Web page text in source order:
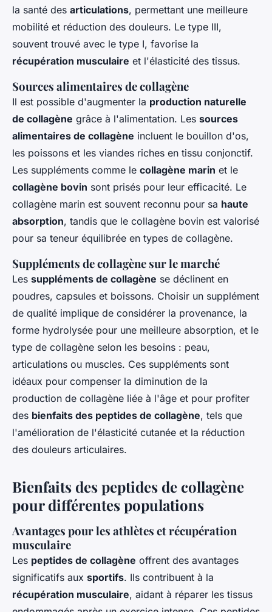
la santé des articulations, permettant une meilleure
mobilité et réduction des douleurs. Le type III,
souvent trouvé avec le type I, favorise la
récupération musculaire et l'élasticité des tissus.
Sources alimentaires de collagène
Il est possible d'augmenter la production naturelle
de collagène grâce à l'alimentation. Les sources
alimentaires de collagène incluent le bouillon d'os,
les poissons et les viandes riches en tissu conjonctif.
Les suppléments comme le collagène marin et le
collagène bovin sont prisés pour leur efficacité. Le
collagène marin est souvent reconnu pour sa haute
absorption, tandis que le collagène bovin est valorisé
pour sa teneur équilibrée en types de collagène.
Suppléments de collagène sur le marché
Les suppléments de collagène se déclinent en
poudres, capsules et boissons. Choisir un supplément
de qualité implique de considérer la provenance, la
forme hydrolysée pour une meilleure absorption, et le
type de collagène selon les besoins : peau,
articulations ou muscles. Ces suppléments sont
idéaux pour compenser la diminution de la
production de collagène liée à l'âge et pour profiter
des bienfaits des peptides de collagène, tels que
l'amélioration de l'élasticité cutanée et la réduction
des douleurs articulaires.
Bienfaits des peptides de collagène
pour différentes populations
Avantages pour les athlètes et récupération
musculaire
Les peptides de collagène offrent des avantages
significatifs aux sportifs. Ils contribuent à la
récupération musculaire, aidant à réparer les tissus